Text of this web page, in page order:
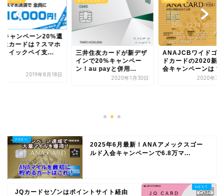
住友カードが新デザ
2020年1月30日
ANAJCBワイドゴール
ドカードの2020新規入
会キャンペーンは？...
2020年3月25日
JCBキャンペーン
2025年6月最新！ANAアメックスゴー
ルド入会キャンペーンで6.8万マ...
JQカードセゾンはポイントサイト経由